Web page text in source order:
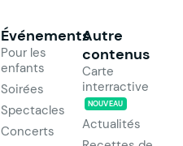
Événements
Pour les
enfants
Soirées
Spectacles
Concerts
Autre
contenus
Carte
interractive
NOUVEAU
Actualités